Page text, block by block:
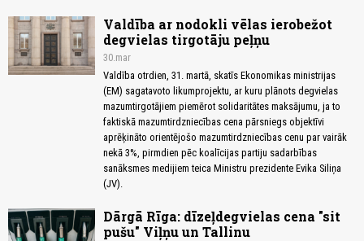
Valdība ar nodokli vēlas ierobežot
degvielas tirgotāju peļņu
30.mar
Valdība otrdien, 31. martā, skatīs Ekonomikas ministrijas
(EM) sagatavoto likumprojektu, ar kuru plānots degvielas
mazumtirgotājiem piemērot solidaritātes maksājumu, ja to
faktiskā mazumtirdzniecības cena pārsniegs objektīvi
aprēķināto orientējošo mazumtirdzniecības cenu par vairāk
nekā 3%, pirmdien pēc koalīcijas partiju sadarbības
sanāksmes medijiem teica Ministru prezidente Evika Siliņa
(JV).
Dārgā Rīga: dīzeļdegvielas cena "sit
pušu" Viļņu un Tallinu